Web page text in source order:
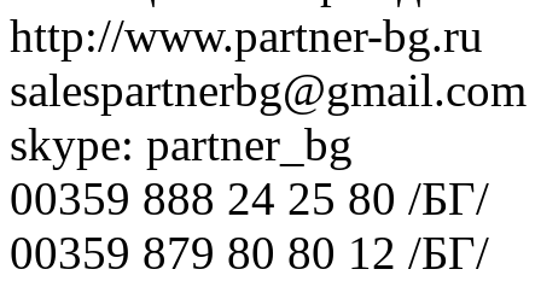
http://www.partner-bg.ru
salespartnerbg@gmail.com
skype: partner_bg
00359 888 24 25 80 /БГ/
00359 879 80 80 12 /БГ/